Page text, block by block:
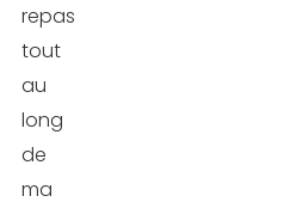
repas
tout
au
long
de
ma